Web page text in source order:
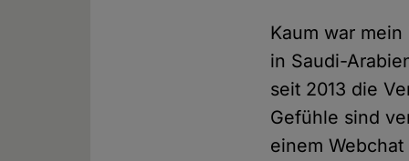
Kaum war
in Saudi-
seit 2013 die
Gefühle sind
einem